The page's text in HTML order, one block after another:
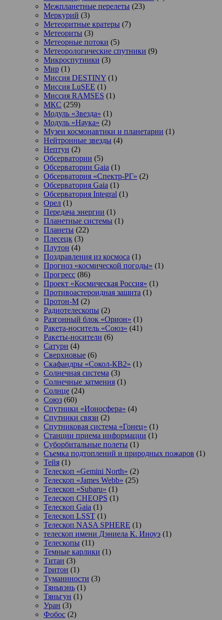
Межпланетные перелеты (23)
Меркурий (3)
Метеоритные кратеры (7)
Метеориты (3)
Метеорные потоки (5)
Метеорологические спутники (9)
Микроспутники (3)
Мир (1)
Миссия DESTINY (1)
Миссия LuSEE (1)
Миссия RAMSES (1)
МКС (259)
Модуль «Звезда» (1)
Модуль «Наука» (2)
Музеи космонавтики и планетарии (1)
Нейтронные звезды (4)
Нептун (2)
Обсерватории (5)
Обсерватории Gaia (1)
Обсерватория «Спектр-РГ» (2)
Обсерватория Gaia (1)
Обсерватория Integral (1)
Орел (1)
Передача энергии (1)
Планетные системы (1)
Планеты (22)
Плесецк (3)
Плутон (4)
Поздравления из космоса (1)
Прогноз «космической погоды» (1)
Прогресс (86)
Проект «Космическая Россия» (1)
Противоастероидная защита (1)
Протон-М (2)
Радиотелескопы (2)
Разгонный блок «Орион» (1)
Ракета-носитель «Союз» (41)
Ракеты-носители (6)
Сатурн (4)
Сверхновые (6)
Скафандры «Сокол-КВ2» (1)
Солнечная система (3)
Солнечные затмения (1)
Солнце (24)
Союз (60)
Спутники «Ионосфера» (4)
Спутники связи (2)
Спутниковая система «Гонец» (1)
Станции приема информации (1)
Суборбитальные полеты (1)
Съемка подтоплений и природных пожаров (1)
Тейя (1)
Телескоп «Gemini North» (2)
Телескоп «James Webb» (25)
Телескоп «Subaru» (1)
Телескоп CHEOPS (1)
Телескоп Gaia (1)
Телескоп LSST (1)
Телескоп NASA SPHERE (1)
телескоп имени Дэниела К. Иноуэ (1)
Телескопы (11)
Темные карлики (1)
Титан (3)
Тритон (1)
Туманнности (3)
Тяньвэнь (1)
Тяньгун (1)
Уран (3)
Фобос (2)